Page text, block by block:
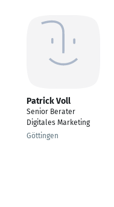
Patrick Voll
Senior Berater
Digitales Marketing
Göttingen